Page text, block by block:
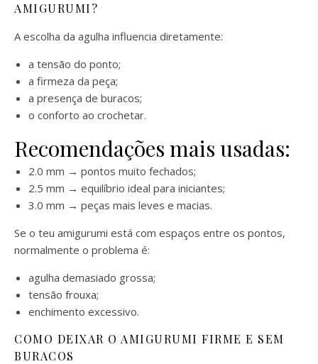
AMIGURUMI?
A escolha da agulha influencia diretamente:
a tensão do ponto;
a firmeza da peça;
a presença de buracos;
o conforto ao crochetar.
Recomendações mais usadas:
2.0 mm → pontos muito fechados;
2.5 mm → equilíbrio ideal para iniciantes;
3.0 mm → peças mais leves e macias.
Se o teu amigurumi está com espaços entre os pontos,
normalmente o problema é:
agulha demasiado grossa;
tensão frouxa;
enchimento excessivo.
COMO DEIXAR O AMIGURUMI FIRME E SEM
BURACOS